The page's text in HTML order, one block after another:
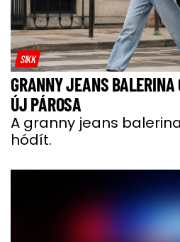
SIKK
GRANNY JEANS BALERINA
ÚJ PÁROSA
A granny jeans
hódít.